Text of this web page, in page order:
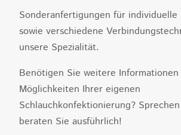
Sonderanfertigungen für individuelle
sowie verschiedene
unsere Spezialität.
Benötigen Sie weitere
Möglichkeiten Ihrer eigenen
Schlauchkonfektionierung?
beraten Sie ausführlich!